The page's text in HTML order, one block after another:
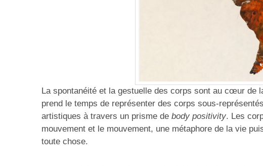
La spontanéité et la gestuelle des corps sont au cœur de
prend le temps de représenter des corps sous-
artistiques à travers un prisme de body positivity. Les
mouvement et le mouvement, une métaphore de la vie
toute chose.